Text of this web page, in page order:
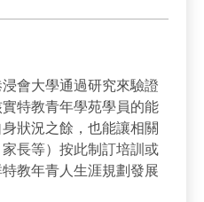
會大學通過研究來驗證
特教青年學苑學員的能
狀況之餘，也能讓相關
長等）按此制訂培訓或
教年青人生涯規劃發展